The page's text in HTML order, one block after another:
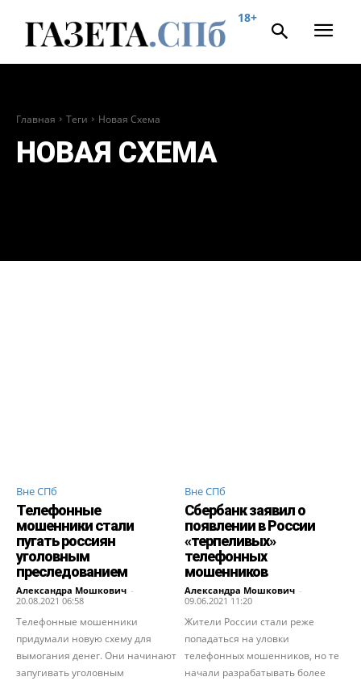
18+
Главная Теги Новая Схема
НОВАЯ СХЕМА
Вне СПб
Телефонные
мошенники стали
пугать россиян
уголовным
преследованием
Александра Мошкович -
20.08.2021 06:58
Телефонные мошенники
придумали новую схему для
вымогания денег. Они начинают
запугивать уголовным
Вне СПб
Сбербанк заявил о
появлении в России
«терпеливых»
телефонных
мошенников
Александра Мошкович -
09.06.2021 11:20
Жители России стали реже
попадаться на уловки
телефонных мошенников, но те
начали разрабатывать более